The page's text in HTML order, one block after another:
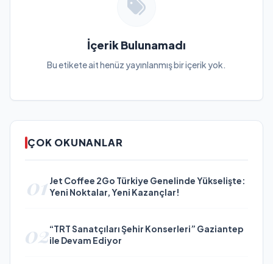
İçerik Bulunamadı
Bu etikete ait henüz yayınlanmış bir içerik yok.
ÇOK OKUNANLAR
01 Jet Coffee 2Go Türkiye Genelinde Yükselişte:
Yeni Noktalar, Yeni Kazançlar!
02“TRT Sanatçıları Şehir Konserleri” Gaziantep
ile Devam Ediyor